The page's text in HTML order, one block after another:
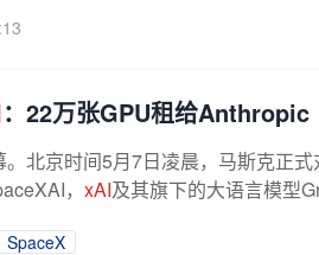
：22万张GPU租给Anthropic
。北京时间5月7日凌晨，马斯克正
， xAI及其旗下的大语言模型
SpaceX